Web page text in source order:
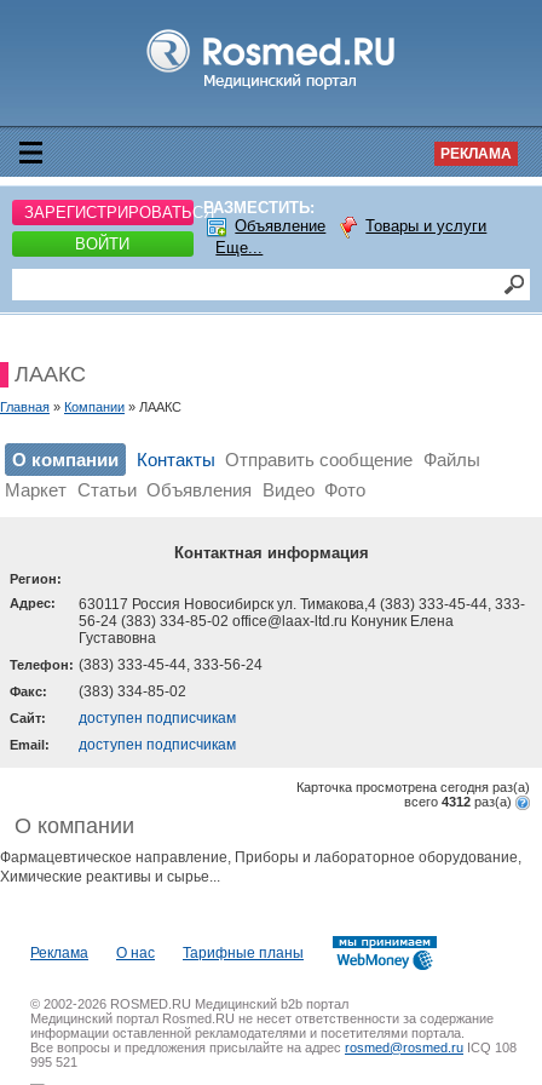
РЕКЛАМА
ЗАРЕГИСТРИРОВАТЬСЯ
ВОЙТИ
РАЗМЕСТИТЬ:
Объявление
Товары и услуги
Еще...
ЛААКС
Главная » Компании » ЛААКС
О компании Контакты Отправить сообщение Файлы
Маркет Статьи Объявления Видео Фото
Контактная информация
Регион:
Адрес:
630117 Россия Новосибирск ул. Тимакова,4 (383) 333-45-44, 333-
56-24 (383) 334-85-02 office@laax-ltd.ru Конуник Елена
Густавовна
Телефон: (383) 333-45-44, 333-56-24
Факс: (383) 334-85-02
Cайт: доступен подписчикам
Email: доступен подписчикам
Карточка просмотрена сегодня раз(a)
всего 4312 раз(a)
О компании
Фармацевтическое направление, Приборы и лабораторное оборудование,
Химические реактивы и сырье...
Реклама О нас Тарифные планы
© 2002-2026 ROSMED.RU Медицинский b2b портал
Медицинский портал Rosmed.RU не несет ответственности за содержание
информации оставленной рекламодателями и посетителями портала.
Все вопросы и предложения присылайте на адрес rosmed@rosmed.ru ICQ 108
995 521